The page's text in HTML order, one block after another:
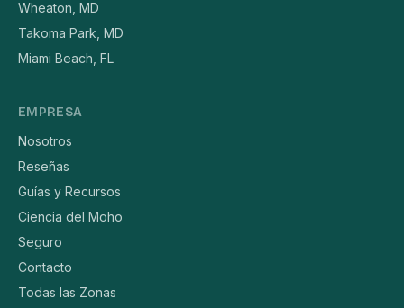
Wheaton, MD
Takoma Park, MD
Miami Beach, FL
EMPRESA
Nosotros
Reseñas
Guías y Recursos
Ciencia del Moho
Seguro
Contacto
Todas las Zonas